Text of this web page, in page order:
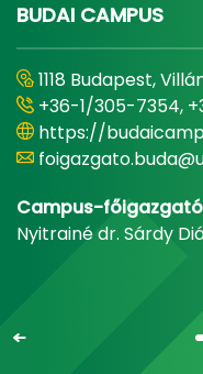
BUDAI CAMPUS
1118 Budapest,
+36-1/305-7354,
https://
Campus-főigazgató
Nyitrainé dr. Sárdy